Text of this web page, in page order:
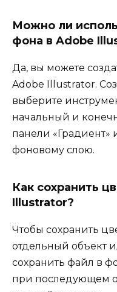
Можно ли
фона в Adobe
Да, вы можете
Adobe Illustrator.
выберите
начальный и
панели «Градиент»
фоновому слою.
Как сохранить
Illustrator?
Чтобы сохранить
отдельный объект
сохранить файл в
при последующем